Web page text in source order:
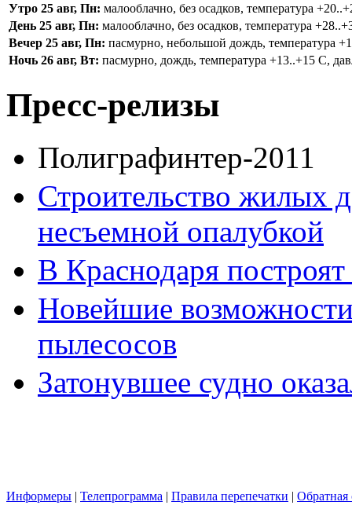
Утро 25 авг, Пн: малооблачно, без осадков, температура
День 25 авг, Пн: малооблачно, без осадков, температура
Вечер 25 авг, Пн: пасмурно, небольшой дождь, температура
Ночь 26 авг, Вт: пасмурно, дождь, температура +13..+15 С,
Пресс-релизы
Полиграфинтер-2011
Строительство жилых
несъемной опалубкой
В Краснодаря
Новейшие
пылесосов
Затонувшее судно
Информеры | Телепрограмма | Правила перепечатки | Обратная